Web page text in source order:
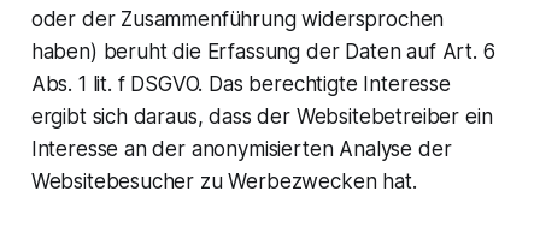
oder der Zusammenführung widersprochen
haben) beruht die Erfassung der Daten auf Art. 6
Abs. 1 lit. f DSGVO. Das berechtigte Interesse
ergibt sich daraus, dass der Websitebetreiber ein
Interesse an der anonymisierten Analyse der
Websitebesucher zu Werbezwecken hat.